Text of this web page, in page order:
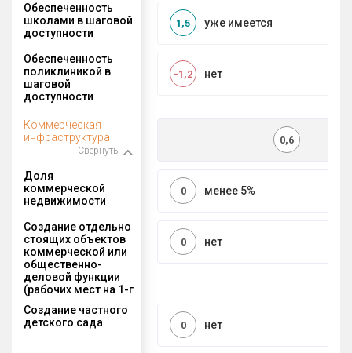
Обеспеченность
школами в шаговой
доступности
уже имеется
1,5
Обеспеченность
поликлиникой в
шаговой
доступности
нет
-1,2
Коммерческая
инфраструктура
Свернуть
0,6
Доля
коммерческой
недвижимости
менее 5%
0
Создание отдельно
стоящих объектов
коммерческой или
общественно-
деловой функции
(рабочих мест на 1-г
нет
0
Создание частного
детского сада
нет
0